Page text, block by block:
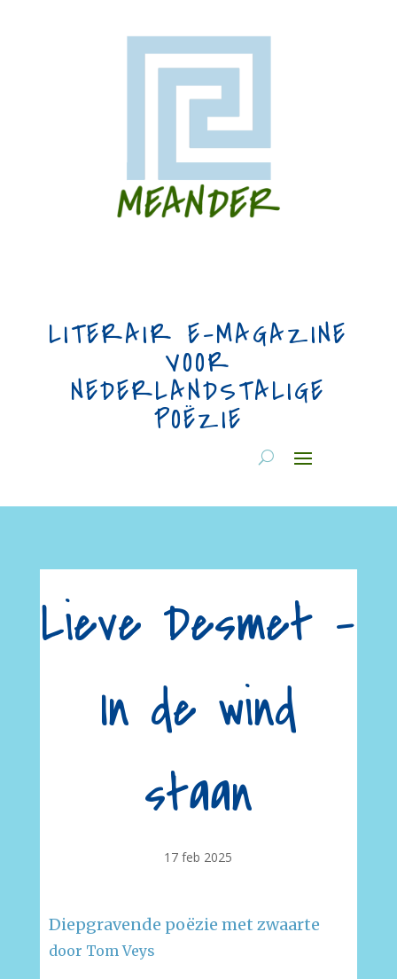
LITERAIR E-MAGAZINE
VOOR
NEDERLANDSTALIGE
POËZIE
Lieve Desmet –
In de wind
staan
17 feb 2025
Diepgravende poëzie met zwaarte
door Tom Veys